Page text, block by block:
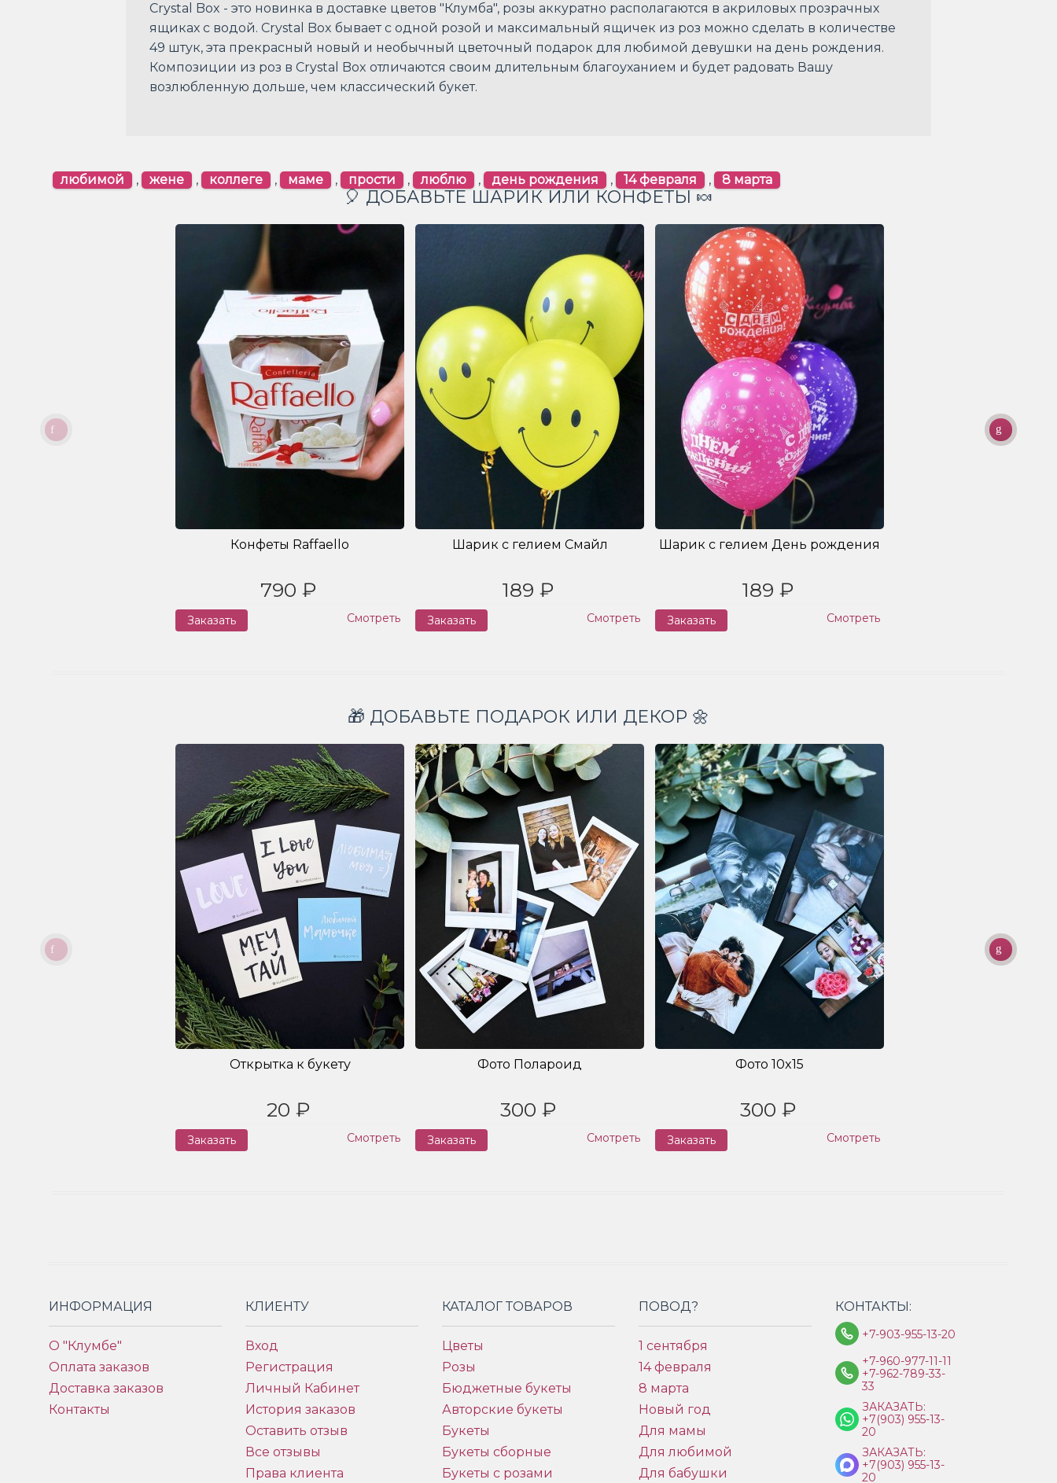
Crystal Box - это новинка в доставке цветов "Клумба", розы аккуратно располагаются в акриловых прозрачных
ящиках с водой. Crystal Box бывает с одной розой и максимальный ящичек из роз можно сделать в количестве
49 штук, эта прекрасный новый и необычный цветочный подарок для любимой девушки на день рождения.
Композиции из роз в Crystal Box отличаются своим длительным благоуханием и будет радовать Вашу
возлюбленную дольше, чем классический букет.
любимой , жене , коллеге , маме , прости , люблю , день рождения , 14 февраля , 8 марта
🎈 ДОБАВЬТЕ ШАРИК ИЛИ КОНФЕТЫ 🍬
Конфеты Raffaello
790 ₽
Заказать Смотреть
Шарик с гелием Смайл
189 ₽
Заказать Смотреть
Шарик с гелием День рождения
189 ₽
Заказать Смотреть
🎁 ДОБАВЬТЕ ПОДАРОК ИЛИ ДЕКОР 🌼
Открытка к букету
20 ₽
Заказать Смотреть
Фото Полароид
300 ₽
Заказать Смотреть
Фото 10x15
300 ₽
Заказать Смотреть
ИНФОРМАЦИЯ
О "Клумбе"
Оплата заказов
Доставка заказов
Контакты
КЛИЕНТУ
Вход
Регистрация
Личный Кабинет
История заказов
Оставить отзыв
Все отзывы
Права клиента
КАТАЛОГ ТОВАРОВ
Цветы
Розы
Бюджетные букеты
Авторские букеты
Букеты
Букеты сборные
Букеты с розами
ПОВОД?
1 сентября
14 февраля
8 марта
Новый год
Для мамы
Для любимой
Для бабушки
КОНТАКТЫ:
+7-903-955-13-20
+7-960-977-11-11
+7-962-789-33-
33
ЗАКАЗАТЬ:
+7(903) 955-13-
20
ЗАКАЗАТЬ:
+7(903) 955-13-
20